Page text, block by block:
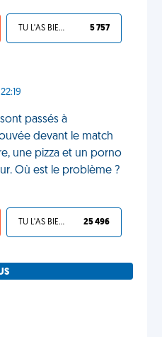
TU L'AS BIEN MÉRITÉ 5 757
passés à
devant le match
une pizza et un porno
Où est le problème ?
TU L'AS BIEN MÉRITÉ 25 496